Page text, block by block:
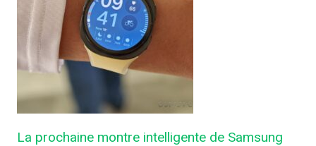
La prochaine montre intelligente de Samsung